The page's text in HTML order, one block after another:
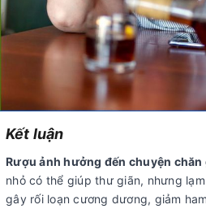
Kết luận
Rượu ảnh hưởng đến chuyện
nhỏ có thể giúp thư giãn, nhưng
gây rối loạn cương dương, giảm